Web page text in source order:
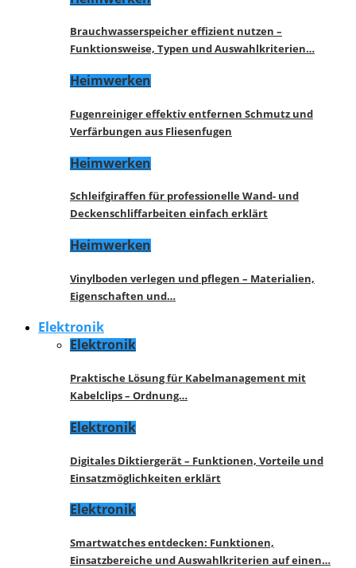
Brauchwasserspeicher effizient nutzen –
Funktionsweise, Typen und Auswahlkriterien…
Heimwerken
Fugenreiniger effektiv entfernen Schmutz und
Verfärbungen aus Fliesenfugen
Heimwerken
Schleifgiraffen für professionelle Wand- und
Deckenschliffarbeiten einfach erklärt
Heimwerken
Vinylboden verlegen und pflegen – Materialien,
Eigenschaften und…
Elektronik
Elektronik
Praktische Lösung für Kabelmanagement mit
Kabelclips – Ordnung…
Elektronik
Digitales Diktiergerät – Funktionen, Vorteile und
Einsatzmöglichkeiten erklärt
Elektronik
Smartwatches entdecken: Funktionen,
Einsatzbereiche und Auswahlkriterien auf einen…